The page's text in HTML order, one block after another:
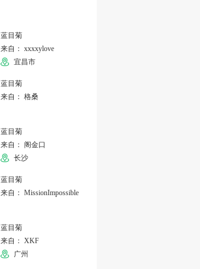
蓝目菊
来自： xxxxylove
宜昌市
蓝目菊
来自： 格桑
蓝目菊
来自： 阁金口
长沙
蓝目菊
来自： MissionImpossible
蓝目菊
来自： XKF
广州